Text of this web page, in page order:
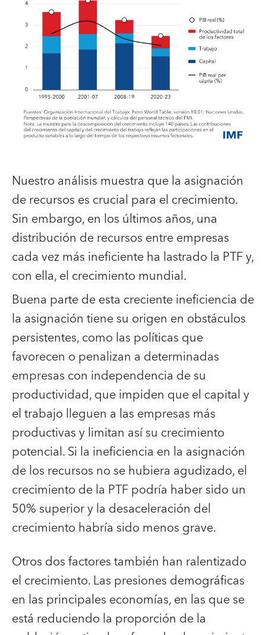
Nuestro análisis muestra que la asignación
de recursos es crucial para el crecimiento.
Sin embargo, en los últimos años, una
distribución de recursos entre empresas
cada vez más ineficiente ha lastrado la PTF y,
con ella, el crecimiento mundial.
Buena parte de esta creciente ineficiencia de
la asignación tiene su origen en obstáculos
persistentes, como las políticas que
favorecen o penalizan a determinadas
empresas con independencia de su
productividad, que impiden que el capital y
el trabajo lleguen a las empresas más
productivas y limitan así su crecimiento
potencial. Si la ineficiencia en la asignación
de los recursos no se hubiera agudizado, el
crecimiento de la PTF podría haber sido un
50% superior y la desaceleración del
crecimiento habría sido menos grave.
Otros dos factores también han ralentizado
el crecimiento. Las presiones demográficas
en las principales economías, en las que se
está reduciendo la proporción de la